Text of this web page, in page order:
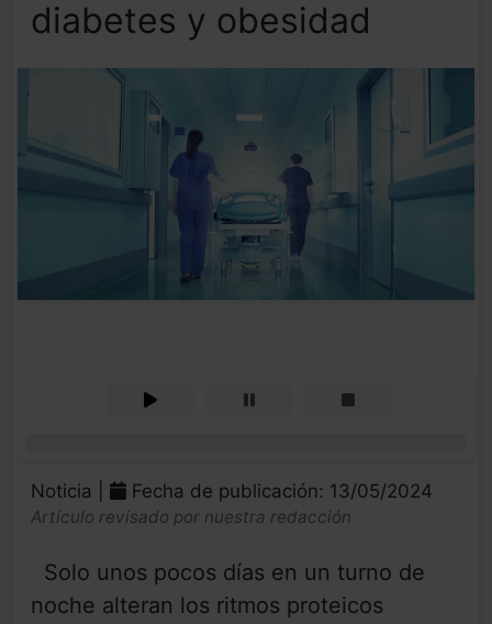
diabetes y obesidad
Noticia | Fecha de publicación: 13/05/2024
Artículo revisado por nuestra redacción
Solo unos pocos días en un turno de
noche alteran los ritmos proteicos